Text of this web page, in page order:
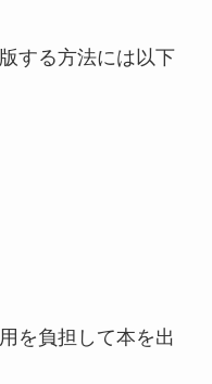
する方法には以下
を負担して本を出